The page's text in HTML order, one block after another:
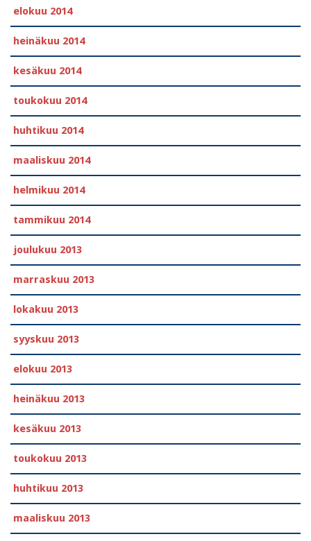
elokuu 2014
heinäkuu 2014
kesäkuu 2014
toukokuu 2014
huhtikuu 2014
maaliskuu 2014
helmikuu 2014
tammikuu 2014
joulukuu 2013
marraskuu 2013
lokakuu 2013
syyskuu 2013
elokuu 2013
heinäkuu 2013
kesäkuu 2013
toukokuu 2013
huhtikuu 2013
maaliskuu 2013